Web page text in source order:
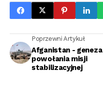
Poprzewni Artykuł
Afganistan - geneza
powołania misji
stabilizacyjnej